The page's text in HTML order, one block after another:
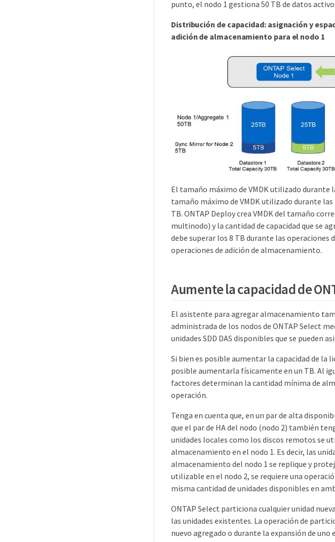
punto, el nodo 1 gestiona 50 TB de datos
Distribución de capacidad: asignación y
adición de almacenamiento para el nodo 1
El tamaño máximo de VMDK utilizado durante
tamaño máximo de VMDK utilizado durante
TB. ONTAP Deploy crea VMDK del tamaño
multinodo) y la cantidad de capacidad que se
debe superar los 8 TB durante las operaciones
operaciones de adición de almacenamiento.
Aumente la capacidad de
El asistente para agregar almacenamiento
administrada de los nodos de ONTAP Select
unidades SDD DAS disponibles que se pueden
Si bien es posible aumentar la capacidad de la
posible aumentarla físicamente en un TB. Al
factores determinan la cantidad mínima de
operación.
Tenga en cuenta que, en un par de alta
que el par de HA del nodo (nodo 2) también
unidades locales como los discos remotos se
almacenamiento en el nodo 1. Es decir, las
almacenamiento del nodo 1 se replique y
utilizable en el nodo 2, se requiere una
misma cantidad de unidades disponibles en
ONTAP Select particiona cualquier unidad
las unidades existentes. La operación de
nuevo agregado o durante la expansión de